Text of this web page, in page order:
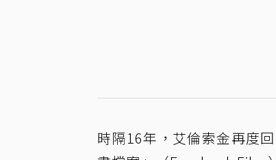
時隔16年，艾倫索金再度